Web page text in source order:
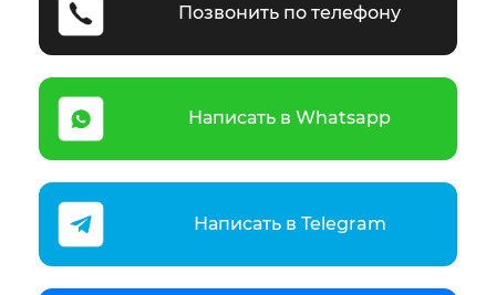
Позвонить по телефону
Написать в Whatsapp
Написать в Telegram